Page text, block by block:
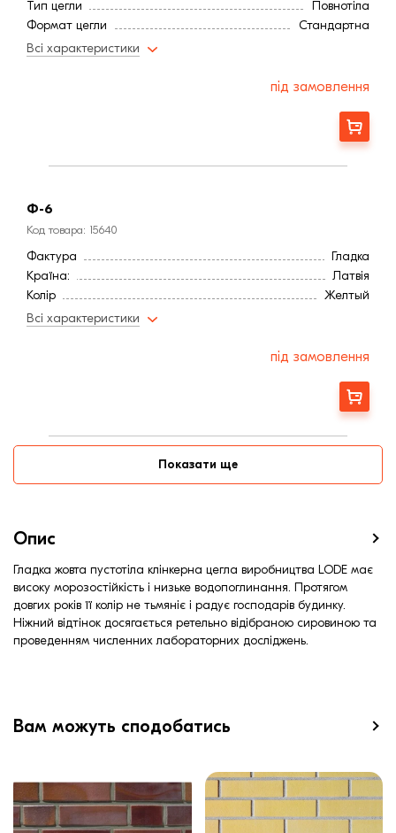
Тип цегли
Повнотіла
Формат цегли
Стандартна
Висота, мм
120
Латвія
Желтый
Меланж
Немає
Витрата, шт / м2
Всі характеристики
під замовлення
Замовити
Ф-6
Код товара: 15640
Фактура
Гладка
Країна:
Латвія
Колір
Желтый
Меланж
52
Всі характеристики
під замовлення
Замовити
Показати ще
Опис
Гладка жовта пустотіла клінкерна цегла виробництва LODE має
високу морозостійкість і низьке водопоглинання. Протягом
довгих років її колір не тьмяніє і радує господарів будинку.
Ніжний відтінок досягається ретельно відібраною сировиною та
проведенням численних лабораторних досліджень.
Вам можуть сподобатись